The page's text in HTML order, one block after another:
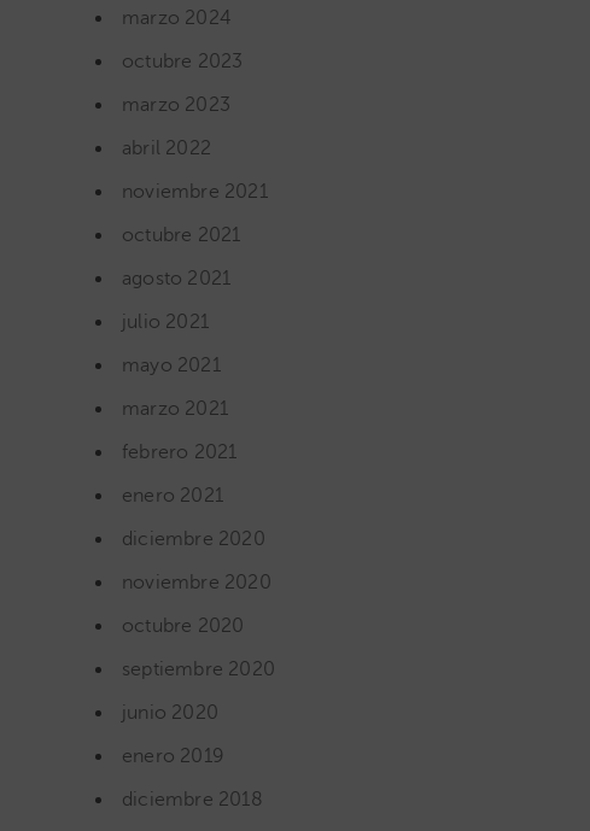
marzo 2024
octubre 2023
marzo 2023
abril 2022
noviembre 2021
octubre 2021
agosto 2021
julio 2021
mayo 2021
marzo 2021
febrero 2021
enero 2021
diciembre 2020
noviembre 2020
octubre 2020
septiembre 2020
junio 2020
enero 2019
diciembre 2018